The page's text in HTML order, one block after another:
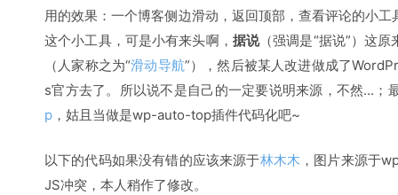
用的效果：一个博客侧边滑动，返回顶部，查看评论的小
这个小工具，可是小有来头啊， 据说（强调是“据说”）这
（人家称之为“滑动导航”），然后被某人改进做成了
s官方去了。所以说不是自己的一定要说明来源，不然...；
p ，姑且当做是wp-auto-top插件代码化吧~
以下的代码如果没有错的应该来源于林木木 ，图片来源于
JS冲突，本人稍作了修改。